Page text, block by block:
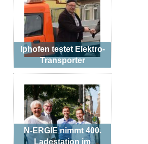
Iphofen testet Elektro-
Transporter
N-ERGIE nimmt 400.
Ladestation im